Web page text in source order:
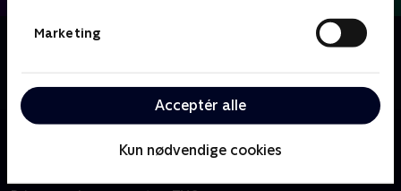
Marketing
Acceptér alle
Kun nødvendige cookies
Om FIFA VM 2026 - Kampe
USA og Canada.